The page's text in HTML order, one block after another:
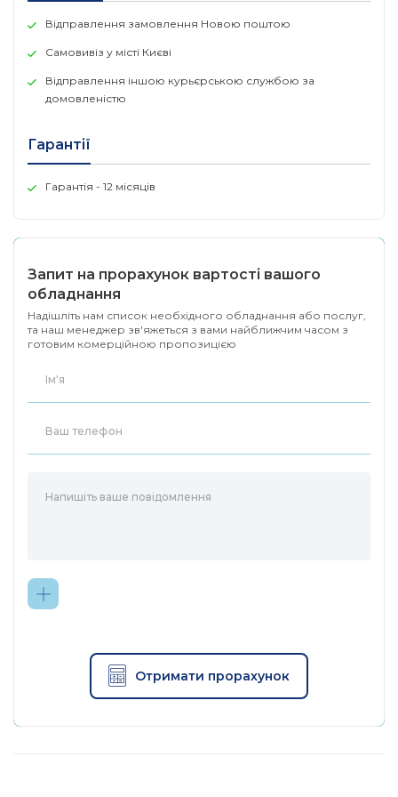
у поєднанні з IP-телефонами gxp21xx серії,
відеотелефонами gxv32xx серії, мобільним додатком
дозволяє здійснювати повний контроль доступу до
приміщення і запис відео.
Відправлення замовлення Новою поштою
Самовивіз у місті Києві
Відправлення іншою курьєрською службою за
домовленістю
Гарантії
Гарантія - 12 місяців
Запит на прорахунок вартості вашого
обладнання
Надішліть нам список необхідного обладнання або послуг,
та наш менеджер зв'яжеться з вами найближчим часом з
готовим комерційною пропозицією
Отримати прорахунок